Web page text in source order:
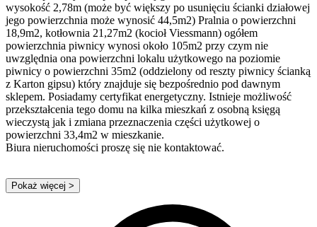
wysokość 2,78m (może być większy po usunięciu ścianki działowej
jego powierzchnia może wynosić 44,5m2) Pralnia o powierzchni
18,9m2, kotłownia 21,27m2 (kocioł Viessmann) ogółem
powierzchnia piwnicy wynosi około 105m2 przy czym nie
uwzględnia ona powierzchni lokalu użytkowego na poziomie
piwnicy o powierzchni 35m2 (oddzielony od reszty piwnicy ścianką
z Karton gipsu) który znajduje się bezpośrednio pod dawnym
sklepem. Posiadamy certyfikat energetyczny. Istnieje możliwość
przekształcenia tego domu na kilka mieszkań z osobną księgą
wieczystą jak i zmiana przeznaczenia części użytkowej o
powierzchni 33,4m2 w mieszkanie.
Biura nieruchomości proszę się nie kontaktować.
Pokaż więcej >